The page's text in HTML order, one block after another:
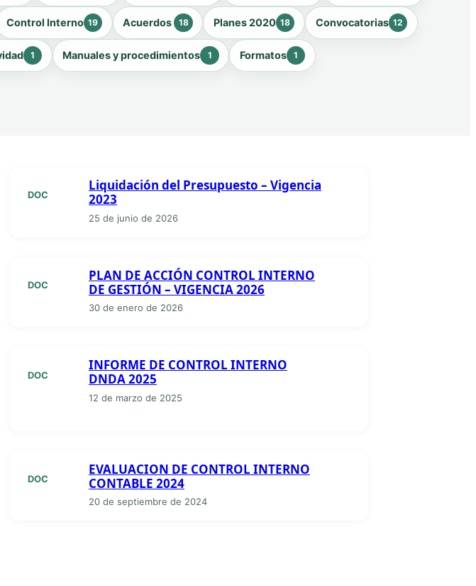
Control Interno 19 Acuerdos 18 Planes 2020 18 Convocatorias 12
1 Manuales y procedimientos 1 Formatos 1
DOC
Liquidación del Presupuesto – Vigencia
2023
25 de junio de 2026
DOC
PLAN DE ACCIÓN CONTROL INTERNO
DE GESTIÓN – VIGENCIA 2026
30 de enero de 2026
DOC
INFORME DE CONTROL INTERNO
DNDA 2025
12 de marzo de 2025
DOC
EVALUACION DE CONTROL INTERNO
CONTABLE 2024
20 de septiembre de 2024